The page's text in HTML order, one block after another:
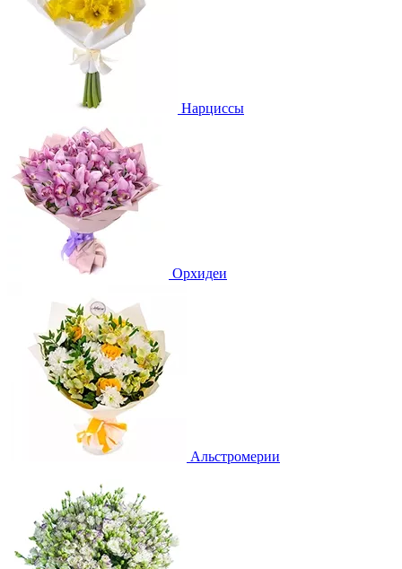
Нарциссы
Орхидеи
Альстромерии